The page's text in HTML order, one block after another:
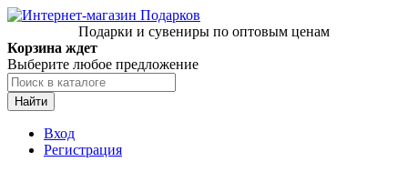
Подарки и сувениры по оптовым ценам
Корзина ждет
Выберите любое предложение
Найти
Вход
Регистрация